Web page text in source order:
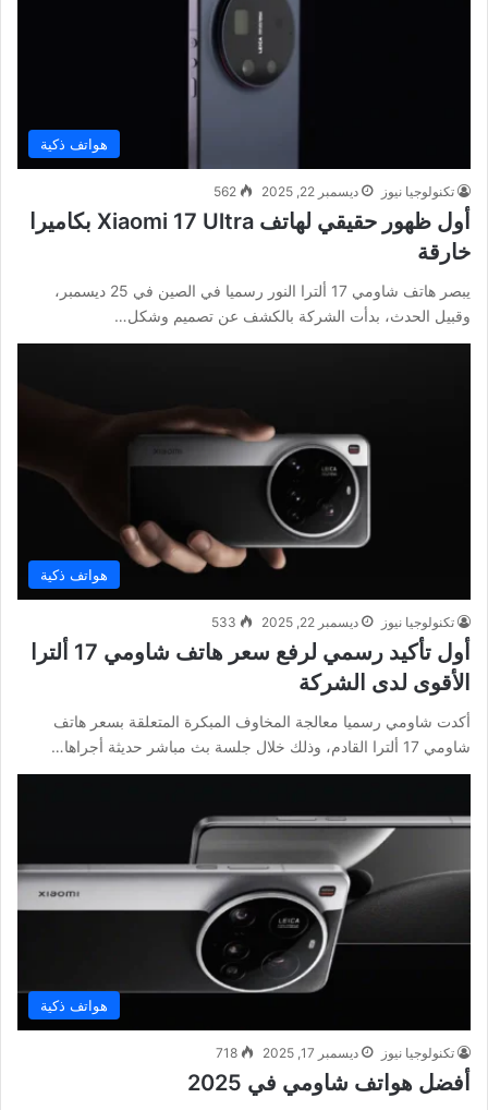
هواتف ذكية
تكنولوجيا نيوز ديسمبر 22, 2025 562
أول ظهور حقيقي لهاتف Xiaomi 17 Ultra بكاميرا
خارقة
يبصر هاتف شاومي 17 ألترا النور رسميا في الصين في 25 ديسمبر،
وقبيل الحدث، بدأت الشركة بالكشف عن تصميم وشكل…
هواتف ذكية
تكنولوجيا نيوز ديسمبر 22, 2025 533
أول تأكيد رسمي لرفع سعر هاتف شاومي 17 ألترا
الأقوى لدى الشركة
أكدت شاومي رسميا معالجة المخاوف المبكرة المتعلقة بسعر هاتف
شاومي 17 ألترا القادم، وذلك خلال جلسة بث مباشر حديثة أجراها…
هواتف ذكية
تكنولوجيا نيوز ديسمبر 17, 2025 718
أفضل هواتف شاومي في 2025